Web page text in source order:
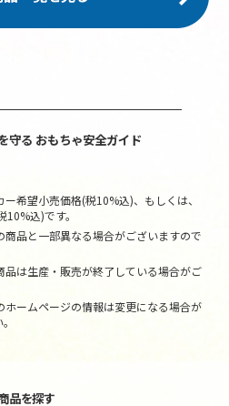
守る おもちゃ安全ガイド
希望小売価格(税10%込)、もしくは、
込)です。
品と一部異なる場合がございますので
は生産・販売が終了している場合がご
ームページの情報は変更になる場合が
品を探す